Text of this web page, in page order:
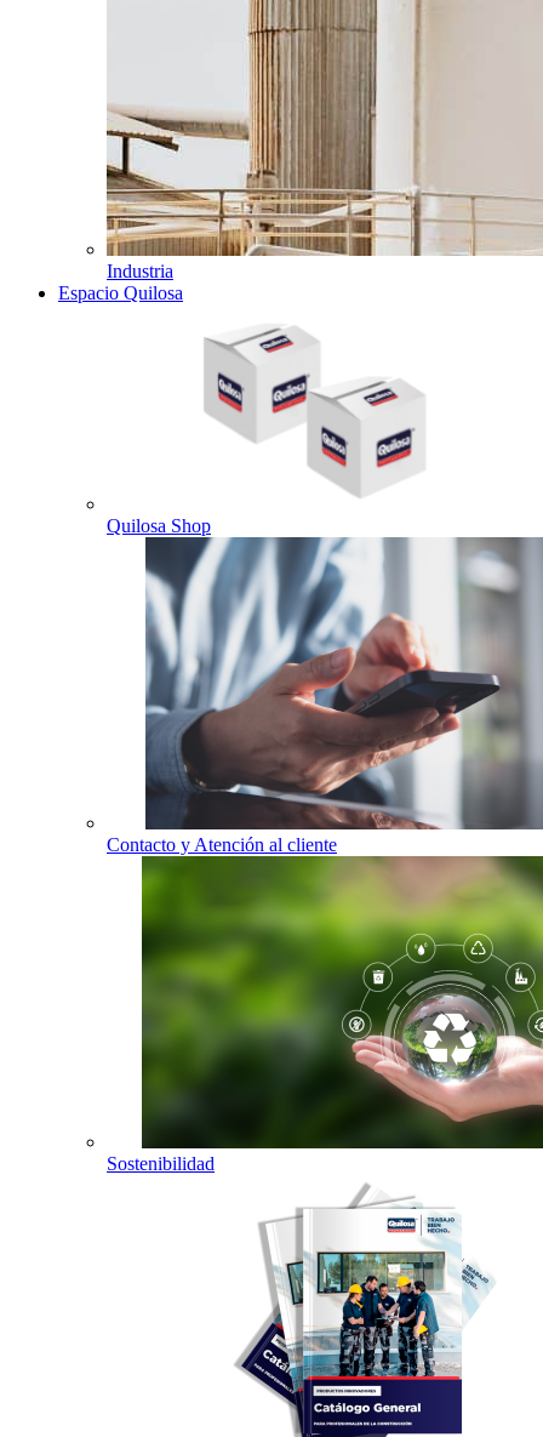
Industria
Espacio Quilosa
Quilosa Shop
Contacto y Atención al cliente
Sostenibilidad